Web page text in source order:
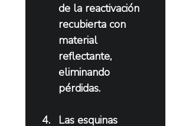
de la reactivación
recubierta con
material
reflectante,
eliminando
pérdidas.
Las esquinas